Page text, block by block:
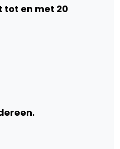
tot en met 20